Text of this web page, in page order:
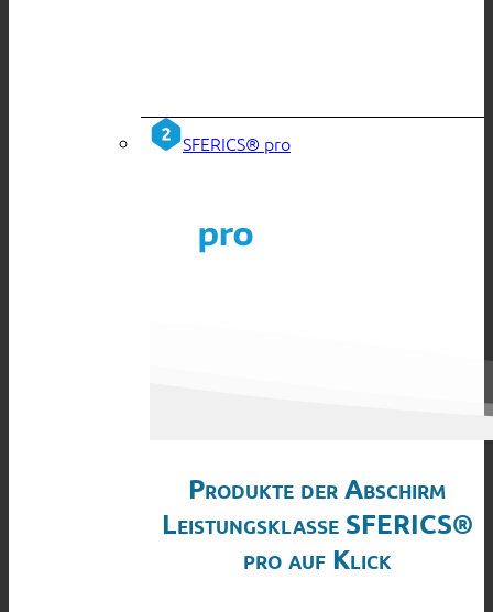
SFERICS® pro
Produkte der Abschirm
Leistungsklasse SFERICS®
pro auf Klick